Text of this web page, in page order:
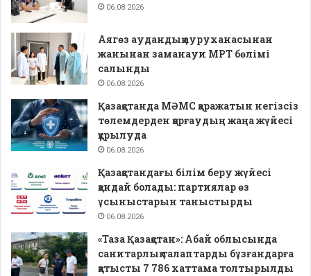
06.08.2026
Аягөз аудандық ауруханасынан
жанынан заманауи МРТ бөлімі
салынды
06.08.2026
Қазақстанда МӘМС қаражатын негізсіз
төлемдерден қорғаудың жаңа жүйесі
құрылуда
06.08.2026
Қазақстандағы білім беру жүйесі
қандай болады: партиялар өз
ұсыныстарын таныстырды
06.08.2026
«Таза Қазақстан»: Абай облысында
санитарлық талаптарды бұзғандарға
қатысты 7 786 хаттама толтырылды